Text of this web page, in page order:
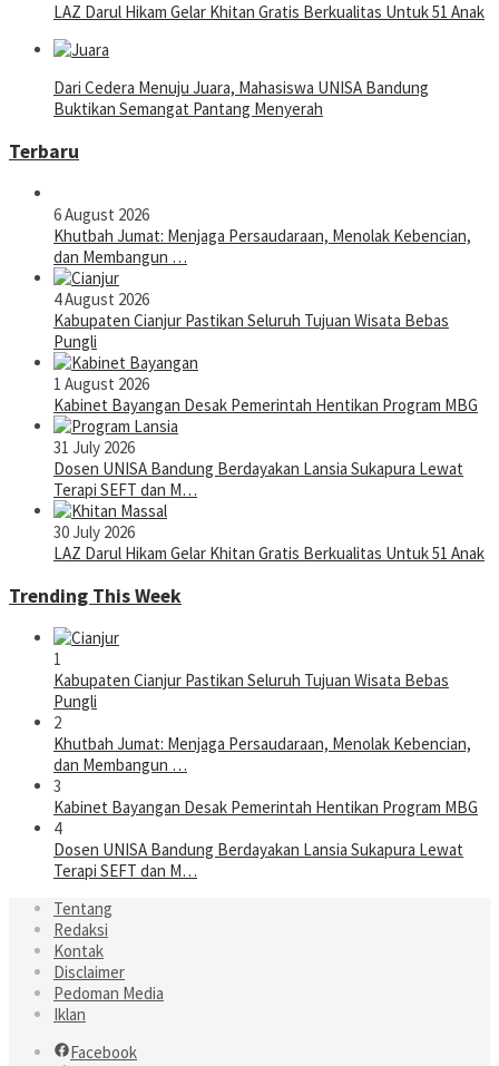
LAZ Darul Hikam Gelar Khitan Gratis Berkualitas Untuk 51 Anak
Dari Cedera Menuju Juara, Mahasiswa UNISA Bandung
Buktikan Semangat Pantang Menyerah
Terbaru
6 August 2026
Khutbah Jumat: Menjaga Persaudaraan, Menolak Kebencian,
dan Membangun …
4 August 2026
Kabupaten Cianjur Pastikan Seluruh Tujuan Wisata Bebas
Pungli
1 August 2026
Kabinet Bayangan Desak Pemerintah Hentikan Program MBG
31 July 2026
Dosen UNISA Bandung Berdayakan Lansia Sukapura Lewat
Terapi SEFT dan M…
30 July 2026
LAZ Darul Hikam Gelar Khitan Gratis Berkualitas Untuk 51 Anak
Trending This Week
1
Kabupaten Cianjur Pastikan Seluruh Tujuan Wisata Bebas
Pungli
2
Khutbah Jumat: Menjaga Persaudaraan, Menolak Kebencian,
dan Membangun …
3
Kabinet Bayangan Desak Pemerintah Hentikan Program MBG
4
Dosen UNISA Bandung Berdayakan Lansia Sukapura Lewat
Terapi SEFT dan M…
Tentang
Redaksi
Kontak
Disclaimer
Pedoman Media
Iklan
Facebook